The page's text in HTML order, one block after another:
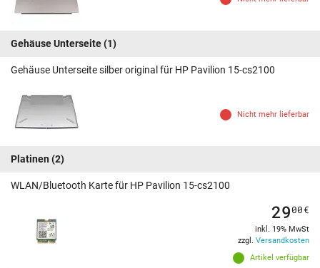
Gehäuse Unterseite(1)
Gehäuse Unterseite silber original für HP Pavilion 15-cs2100
Nicht mehr lieferbar
Platinen (2)
WLAN/Bluetooth Karte für HP Pavilion 15-cs2100
Artikel verfügbar
2900€
inkl. 19% MwSt
zzgl. Versandkosten